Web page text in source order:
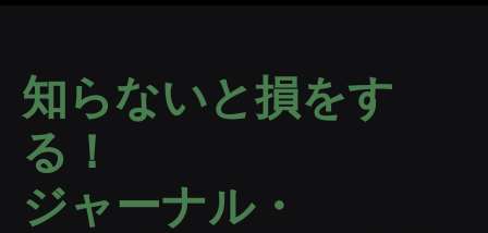
知らないと損をす
る！
ジャーナル・